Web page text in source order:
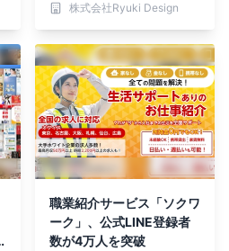
株式会社Ryuki Design
職業紹介サービス「ソクワ
ーク」、公式LINE登録者
数が4万人を突破